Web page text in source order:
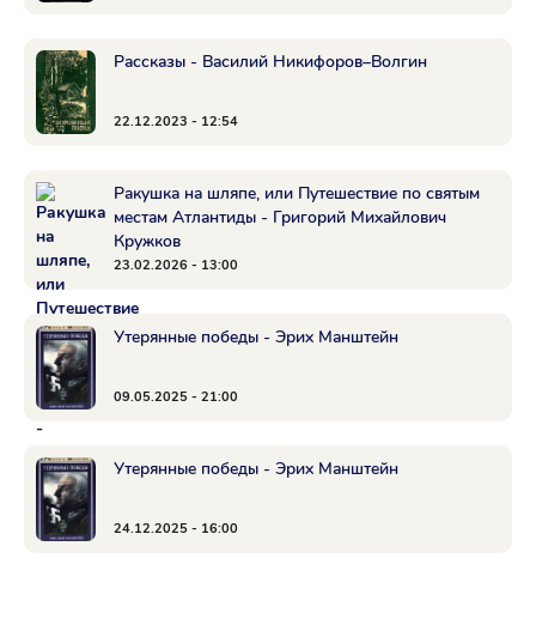
Рассказы - Василий Никифоров–Волгин
22.12.2023 - 12:54
Ракушка на шляпе, или Путешествие по святым
местам Атлантиды - Григорий Михайлович
Кружков
23.02.2026 - 13:00
Утерянные победы - Эрих Манштейн
09.05.2025 - 21:00
Утерянные победы - Эрих Манштейн
24.12.2025 - 16:00